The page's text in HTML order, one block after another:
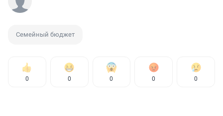
Семейный бюджет
0 0 0 0 0